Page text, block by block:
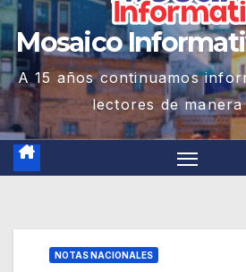
Mosaico
A 15 años continuamos
lectores de
NOTAS NACIONALES